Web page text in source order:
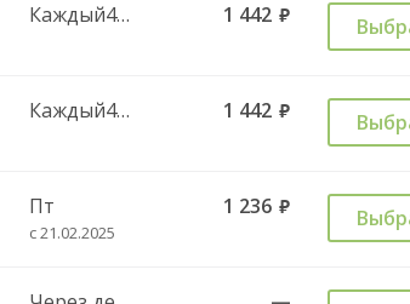
Каждый4день 1 442 руб.
Каждый4день 1 442 руб.
Пт
с 21.02.2025
1 236 руб.